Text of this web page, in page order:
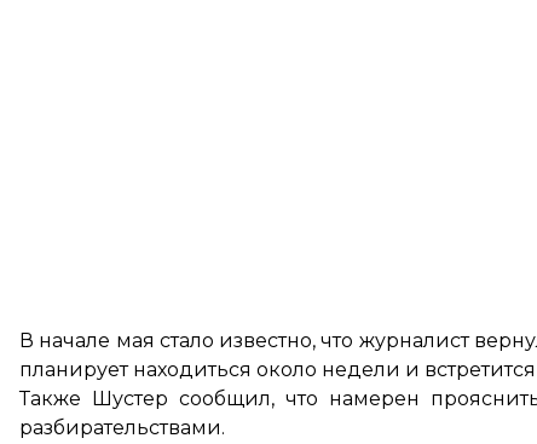
В начале мая стало известно, что журналист
планирует находиться около недели и
Также Шустер сообщил, что намерен
разбирательствами.